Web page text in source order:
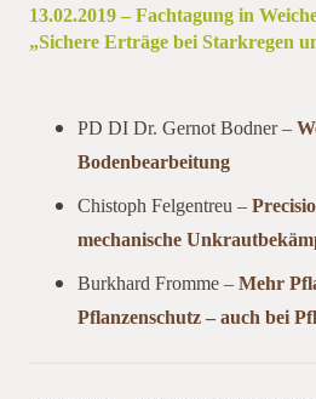
13.02.2019 – Fachtagung in
„Sichere Erträge bei Starkregen
PD DI Dr. Gernot Bodner –
Bodenbearbeitung
Chistoph Felgentreu –
mechanische
Burkhard Fromme –Mehr
Pflanzenschutz – auch bei